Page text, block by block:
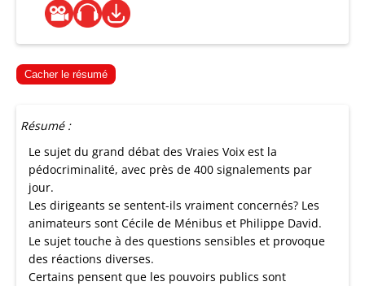
Cacher le résumé
Résumé :
Le sujet du grand débat des Vraies Voix est la
pédocriminalité, avec près de 400 signalements par
jour.
Les dirigeants se sentent-ils vraiment concernés? Les
animateurs sont Cécile de Ménibus et Philippe David.
Le sujet touche à des questions sensibles et provoque
des réactions diverses.
Certains pensent que les pouvoirs publics sont